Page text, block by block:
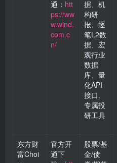
通： htt
ps://ww
w.wind.
com.c
n/
据、机
构研
报、逐
笔L2数
据、宏
观行业
数据
库、量
化API
接口、
专属投
研工具
东方财
富Choi
官方开
通下
股票/基
金/债